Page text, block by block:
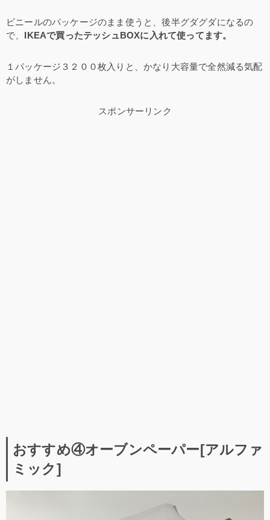
ビニールのパッケージのまま使うと、後半グダグダになるの
で、 IKEAで買ったテッシュBOXに入れて使ってます。
１パッケージ３２００枚入りと、かなり大容量で全然減る気配
がしません。
スポンサーリンク
おすすめ④オーブンペーパー[アルファ
ミック]